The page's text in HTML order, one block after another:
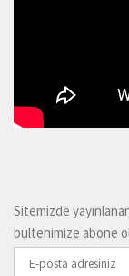
Sitemizde
bültenimize abone